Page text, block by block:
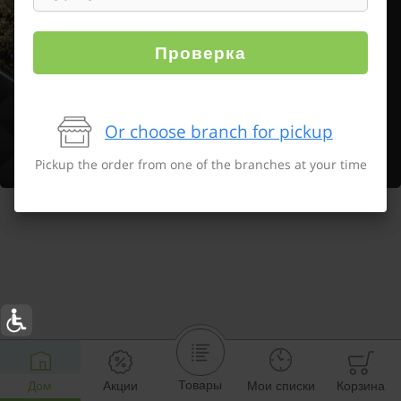
Дом Акции Товары Мои списки Корзина
Проверка
Or choose branch for pickup
Pickup the order from one of the branches at your time